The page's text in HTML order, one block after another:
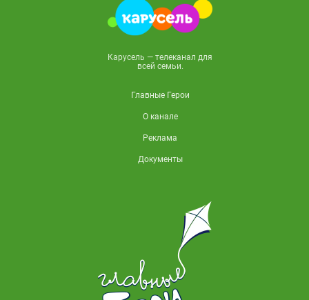
Карусель — телеканал для
всей семьи.
Главные Герои
О канале
Реклама
Документы